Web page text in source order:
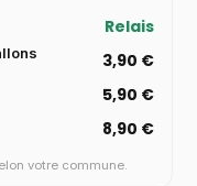
Relais
3,90 €
5,90 €
8,90 €
votre commune.